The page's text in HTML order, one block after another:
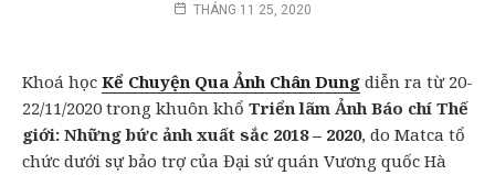
THÁNG 11 25, 2020
Khoá học Kể Chuyện Qua Ảnh Chân Dung diễn ra từ 20-
22/11/2020 trong khuôn khổ Triển lãm Ảnh Báo chí Thế
giới: Những bức ảnh xuất sắc 2018 – 2020, do Matca tổ
chức dưới sự bảo trợ của Đại sứ quán Vương quốc Hà